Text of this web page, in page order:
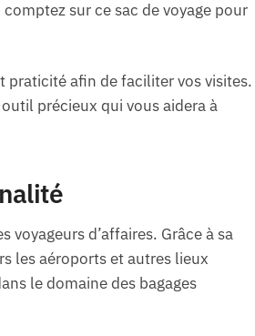
sur ce sac de voyage pour
praticité afin de faciliter vos visites.
précieux qui vous aidera à
d’affaires. Grâce à sa
les aéroports et autres lieux
le domaine des bagages